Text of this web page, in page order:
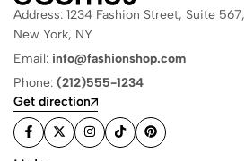
Address: 1234 Fashion Street, Suite 567,
New York, NY
Email: info@fashionshop.com
Phone: (212)555-1234
Get direction